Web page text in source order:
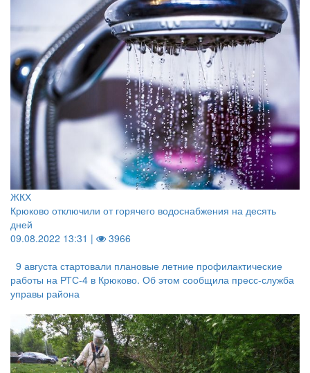
ЖКХ
Крюково отключили от горячего водоснабжения на десять
дней
09.08.2022 13:31 |
3966
9 августа стартовали плановые летние профилактические
работы на РТС-4 в Крюково. Об этом сообщила пресс-служба
управы района